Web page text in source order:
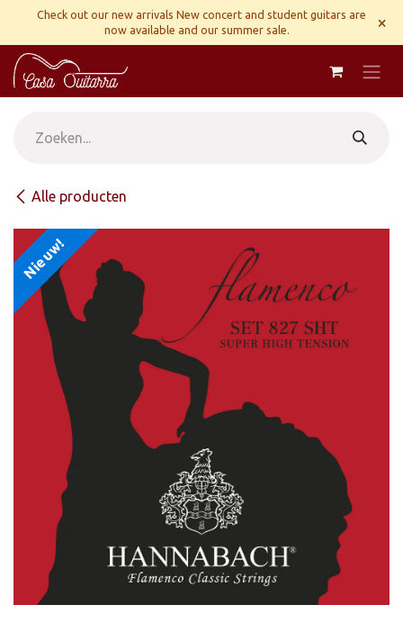
Overslaan naar inhoud
Check out our new arrivals New concert and student guitars are
now available and our summer sale.
×
Alle producten
Nieuw!